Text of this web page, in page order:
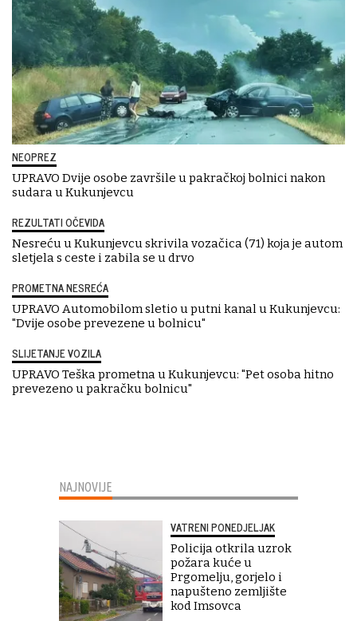
NEOPREZ
UPRAVO Dvije osobe završile u pakračkoj bolnici nakon
sudara u Kukunjevcu
REZULTATI OČEVIDA
Nesreću u Kukunjevcu skrivila vozačica (71) koja je autom
sletjela s ceste i zabila se u drvo
PROMETNA NESREĆA
UPRAVO Automobilom sletio u putni kanal u Kukunjevcu:
"Dvije osobe prevezene u bolnicu"
SLIJETANJE VOZILA
UPRAVO Teška prometna u Kukunjevcu: "Pet osoba hitno
prevezeno u pakračku bolnicu"
NAJNOVIJE
VATRENI PONEDJELJAK
Policija otkrila uzrok
požara kuće u
Prgomelju, gorjelo i
napušteno zemljište
kod Imsovca